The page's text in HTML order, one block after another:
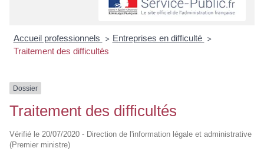
Accueil professionnels > Entreprises en difficulté >
Traitement des difficultés
Dossier
Traitement des difficultés
Vérifié le 20/07/2020 - Direction de l'information légale et administrative
(Premier ministre)